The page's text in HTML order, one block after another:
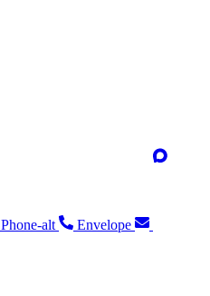
Phone-alt Envelope